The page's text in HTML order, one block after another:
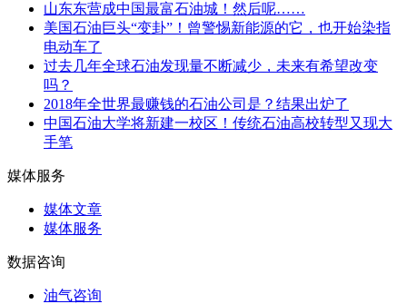
山东东营成中国最富石油城！然后呢……
美国石油巨头“变卦”！曾警惕新能源的它，也开始染指
电动车了
过去几年全球石油发现量不断减少，未来有希望改变
吗？
2018年全世界最赚钱的石油公司是？结果出炉了
中国石油大学将新建一校区！传统石油高校转型又现大
手笔
媒体服务
媒体文章
媒体服务
数据咨询
油气咨询